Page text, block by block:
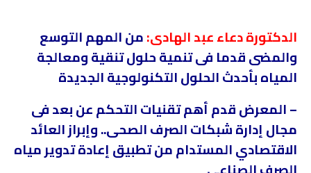
الدكتورة دعاء عبد الهادى:من المهم التوسع
والمضى قدما فى تنمية حلول تنقية ومعالجة
المياه بأحدث الحلول التكنولوجية الجديدة
– المعرض قدم أهم تقنيات التحكم عن بعد فى
مجال إدارة شبكات الصرف الصحى.. وإبراز العائد
الاقتصاديالمستدام من تطبيق إعادة تدوير مياه